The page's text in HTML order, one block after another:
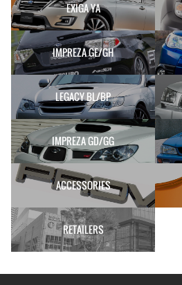
EXIGA YA
IMPREZA GE/GH
LEGACY BL/BP
IMPREZA GD/GG
ACCESSORIES
RETAILERS